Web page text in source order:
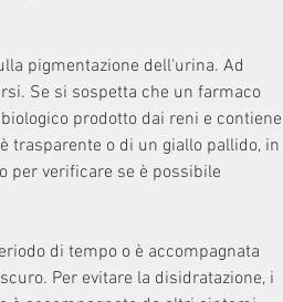
pigmentazione dell'urina. Ad
Se si sospetta che un farmaco
prodotto dai reni e contiene
trasparente o di un giallo pallido, in
per verificare se è possibile
di tempo o è accompagnata
Per evitare la disidratazione, i